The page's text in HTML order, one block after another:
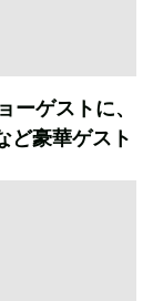
ーゲストに、
ど豪華ゲスト